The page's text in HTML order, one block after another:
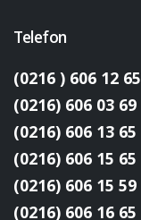
Telefon
(0216 ) 606 12 65
(0216) 606 03 69
(0216) 606 13 65
(0216) 606 15 65
(0216) 606 15 59
(0216) 606 16 65